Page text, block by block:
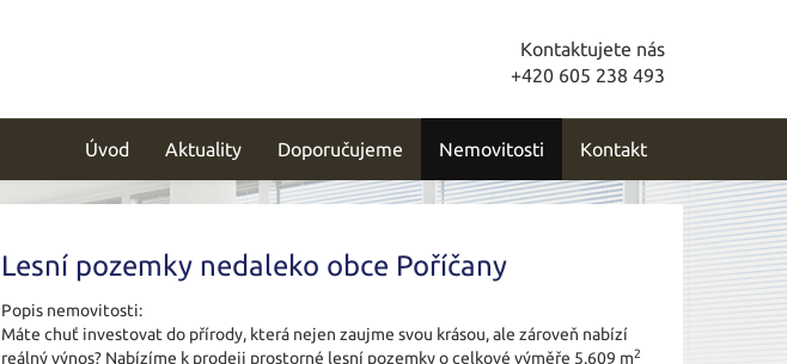
Kontaktujete nás
+420 605 238 493
Úvod Aktuality Doporučujeme Nemovitosti Kontakt
Lesní pozemky nedaleko obce Poříčany
Popis nemovitosti:
Máte chuť investovat do přírody, která nejen zaujme svou krásou, ale zároveň nabízí
reálný výnos? Nabízíme k prodeji prostorné lesní pozemky o celkové výměře 5.609 m2